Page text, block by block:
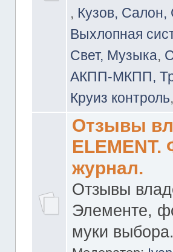
, Кузов, Салон,
Выхлопная
Свет, Музыка,
АКПП-МКПП,
Круиз контроль,
Отзывы
журнал.
Отзывы
Элементе,
муки выбора.